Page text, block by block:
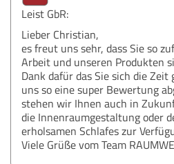
Leist GbR:
Lieber Christian,
es freut uns sehr, dass Sie so
Arbeit und unseren Produkten
Dank dafür das Sie sich die
uns so eine super Bewertung
stehen wir Ihnen auch in
die Innenraumgestaltung oder
erholsamen Schlafes zur
Viele Grüße vom Team